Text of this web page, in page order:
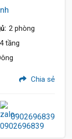
2 phòng
4 tầng
Chia sẻ
0902696839